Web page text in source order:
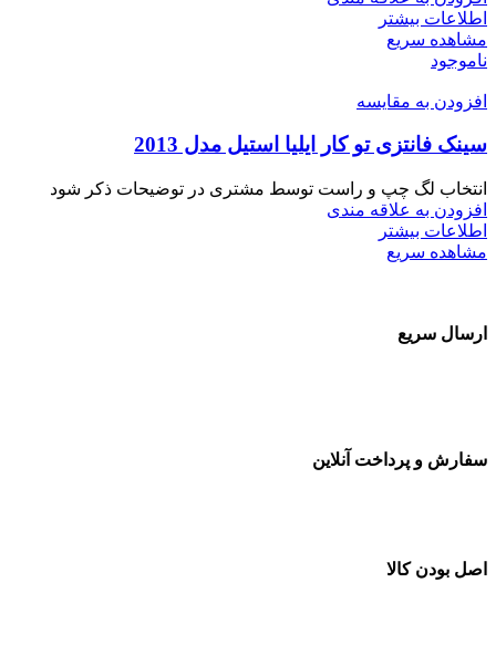
اطلاعات بیشتر
مشاهده سریع
ناموجود
افزودن به مقایسه
سینک فانتزی تو کار ایلیا استیل مدل 2013
انتخاب لگ چپ و راست توسط مشتری در توضیحات ذکر شود
افزودن به علاقه مندی
اطلاعات بیشتر
مشاهده سریع
ارسال سریع
سفارش و پرداخت آنلاین
اصل بودن کالا